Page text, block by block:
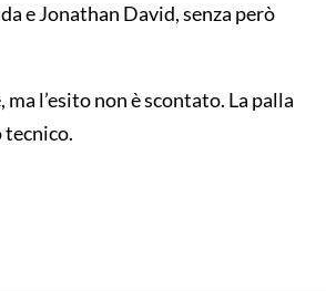
e Jonathan David, senza però
l’esito non è scontato. La palla
tecnico.